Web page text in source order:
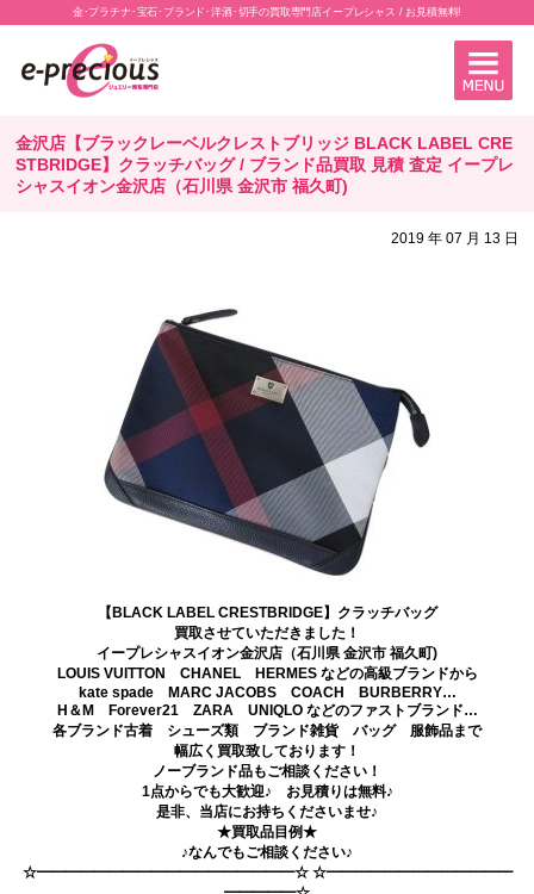
金･プラチナ･宝石･ブランド･洋酒･切手の買取専門店イープレシャス / お見積無料!
金沢店【ブラックレーベルクレストブリッジ BLACK LABEL CRE
STBRIDGE】クラッチバッグ / ブランド品買取 見積 査定 イープレ
シャスイオン金沢店（石川県 金沢市 福久町)
2019 年 07 月 13 日
【BLACK LABEL CRESTBRIDGE】クラッチバッグ
買取させていただきました！
イープレシャスイオン金沢店（石川県 金沢市 福久町)
LOUIS VUITTON CHANEL HERMES などの高級ブランドから
kate spade MARC JACOBS COACH BURBERRY…
H＆M Forever21 ZARA UNIQLO などのファストブランド…
各ブランド古着 シューズ類 ブランド雑貨 バッグ 服飾品まで
幅広く買取致しております！
ノーブランド品もご相談ください！
1点からでも大歓迎♪ お見積りは無料♪
是非、当店にお持ちくださいませ♪
★買取品目例★
♪なんでもご相談ください♪
☆━━━━━━━━━━━━━━━━━━☆ ☆━━━━━━━━━━━━━